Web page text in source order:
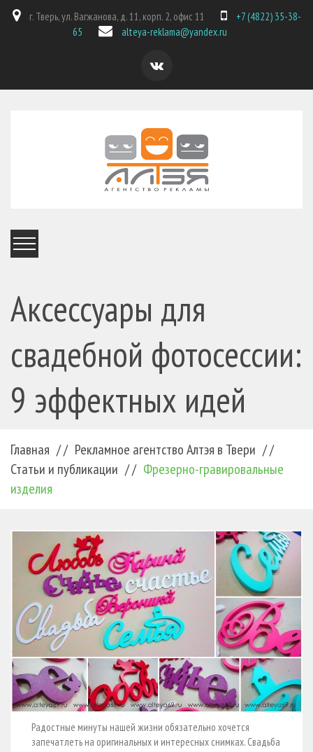
г. Тверь, ул. Вагжанова, д. 11, корп. 2, офис 11
+7 (4822) 35-38-
65
alteya-reklama@yandex.ru
Аксессуары для
свадебной фотосессии:
9 эффектных идей
Главная / / Рекламное агентство Алтэя в Твери / /
Статьи и публикации / / Фрезерно-гравировальные
изделия
Радостные минуты нашей жизни обязательно хочется
запечатлеть на оригинальных и интересных снимках. Свадьба